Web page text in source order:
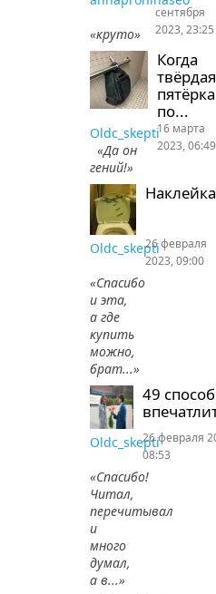
«круто»
сентября
2023, 23:25
Когда
твёрдая
пятёрка
по...
Oldc_skepti
«Да он
гений!»
16 марта
2023, 06:49
Наклейка
Oldc_skepti
«Спасибо
и эта,
а где
купить
можно,
брат...»
26 февраля
2023, 09:00
49
Oldc_skepti
«Спасибо!
Читал,
перечитывал
и
много
думал,
а в...»
26 февраля
08:53